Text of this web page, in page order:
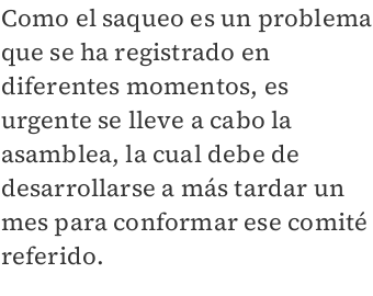
Como el saqueo es un problema
que se ha registrado en
diferentes momentos, es
urgente se lleve a cabo la
asamblea, la cual debe de
desarrollarse a más tardar un
mes para conformar ese comité
referido.